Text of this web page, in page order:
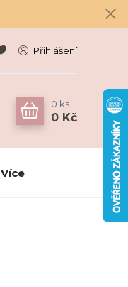
Přihlášení
0 ks
0 Kč
Více